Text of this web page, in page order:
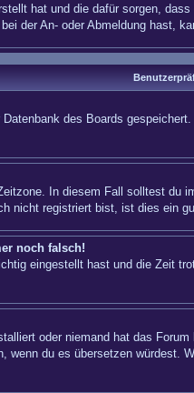
hat und die dafür sorgen,
der An- oder Abmeldung hast,
des Boards
In diesem Fall solltest
nicht registriert bist, ist dies ein
noch falsch!
eingestellt hast und die Zeit
oder niemand hat das
du es übersetzen würdest.